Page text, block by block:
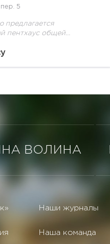
5
предлагается
пентхаус общей
центр Москвы.ЖК
ВОЛИНА
Наши журналы
Наша команда